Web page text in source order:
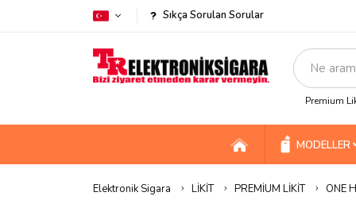
Sıkça Sorulan Sorular
Premium
MODELLER
Elektronik Sigara LİKİT PREMİUM LİKİT ONE